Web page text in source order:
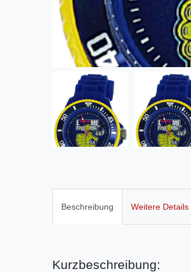
Beschreibung Weitere Details
Kurzbeschreibung: